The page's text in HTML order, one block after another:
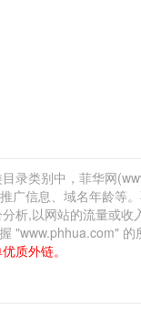
类别中，菲华网
广信息、域名年龄等
,以网站的流量或收
质外链。